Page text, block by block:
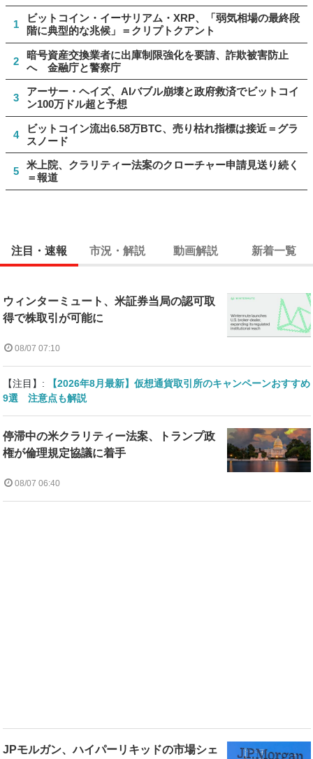
1
ビットコイン・イーサリアム・XRP、「弱気相場の最終段
階に典型的な兆候」＝クリプトクアント
2
暗号資産交換業者に出庫制限強化を要請、詐欺被害防止
へ 金融庁と警察庁
3
アーサー・ヘイズ、AIバブル崩壊と政府救済でビットコイ
ン100万ドル超と予想
4
ビットコイン流出6.58万BTC、売り枯れ指標は接近＝グラ
スノード
5
米上院、クラリティー法案のクローチャー申請見送り続く
＝報道
注目・速報 市況・解説 動画解説 新着一覧
ウィンターミュート、米証券当局の認可取
得で株取引が可能に
08/07 07:10
【注目】:
【2026年8月最新】仮想通貨取引所のキャンペーンおすすめ
9選 注意点も解説
停滞中の米クラリティー法案、トランプ政
権が倫理規定協議に着手
08/07 06:40
JPモルガン、ハイパーリキッドの市場シェ